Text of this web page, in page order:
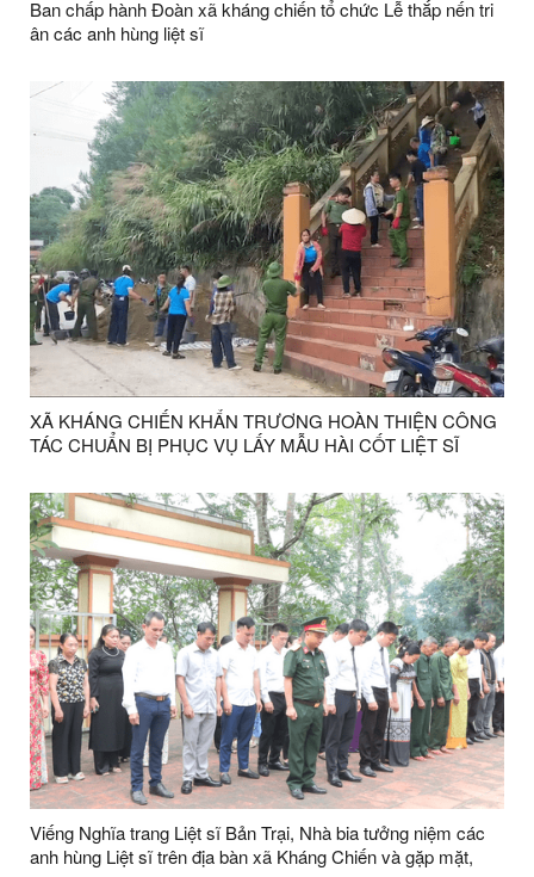
Ban chấp hành Đoàn xã kháng chiến tổ chức Lễ thắp nến tri
ân các anh hùng liệt sĩ
XÃ KHÁNG CHIẾN KHẨN TRƯƠNG HOÀN THIỆN CÔNG
TÁC CHUẨN BỊ PHỤC VỤ LẤY MẪU HÀI CỐT LIỆT SĨ
Viếng Nghĩa trang Liệt sĩ Bản Trại, Nhà bia tưởng niệm các
anh hùng Liệt sĩ trên địa bàn xã Kháng Chiến và gặp mặt,